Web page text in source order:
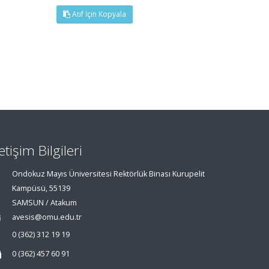
Atıf İçin Kopyala
Bilgileri
Ondokuz Mayıs Üniversitesi Rektörlük Binası Kurupelit
Kampüsü, 55139
SAMSUN / Atakum
avesis@omu.edu.tr
0 (362) 312 19 19
0 (362) 457 60 91